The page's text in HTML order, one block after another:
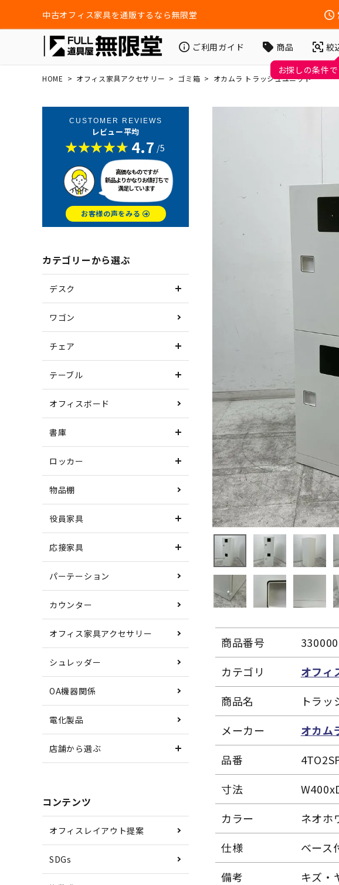
中古オフィス家具を通販するなら無限堂
ご利用ガイド 商品
絞
お探しの条件
HOME オフィス家具アクセサリー ゴミ箱 オカムラ トラッシュユニット
CUSTOMER REVIEWS
レビュー平均
4.7 /5
高価なものですが
新品よりかなりお値打ちで
満足しています
お客様の声をみる
カテゴリーから選ぶ
デスク
ワゴン
チェア
テーブル
オフィスボード
書庫
ロッカー
物品棚
役員家具
応接家具
パーテーション
カウンター
オフィス家具アクセサリー
シュレッダー
OA機器関係
電化製品
店舗から選ぶ
コンテンツ
オフィスレイアウト提案
SDGs
商品番号
カテゴリ
オフィ
商品名
トラッ
メーカー
オカム
品番
寸法
カラー
ネオホ
仕様
ベース
備考
キズ・